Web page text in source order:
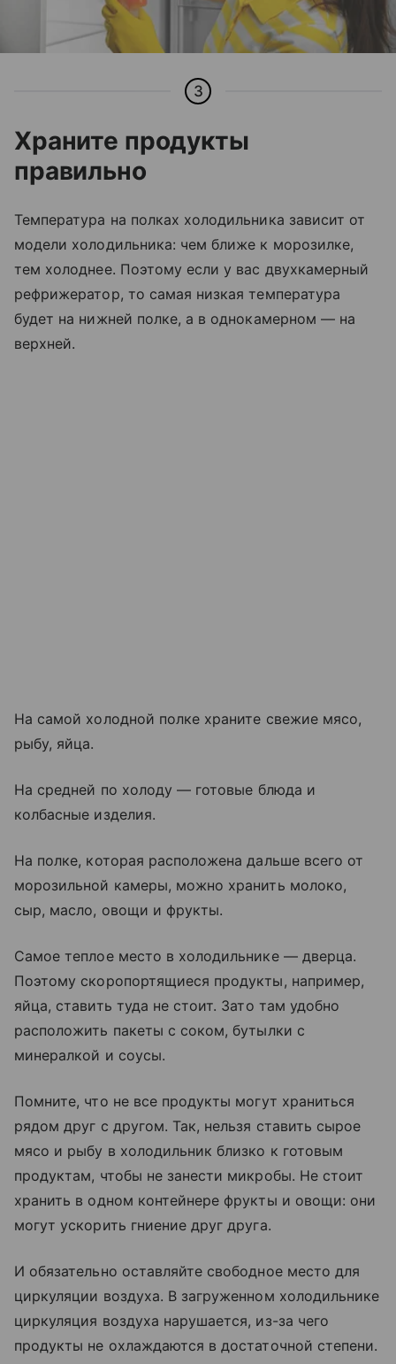
3
Храните продукты
правильно
Температура на полках холодильника зависит от
модели холодильника: чем ближе к морозилке,
тем холоднее. Поэтому если у вас двухкамерный
рефрижератор, то самая низкая температура
будет на нижней полке, а в однокамерном — на
верхней.
На самой холодной полке храните свежие мясо,
рыбу, яйца.
На средней по холоду— готовые блюда и
колбасные изделия.
На полке, которая расположена дальше всего от
морозильной камеры, можно хранить молоко,
сыр, масло, овощи и фрукты.
Самое теплое место в холодильнике —дверца.
Поэтому скоропортящиеся продукты, например,
яйца, ставить туда не стоит. Зато там удобно
расположить пакеты с соком, бутылки с
минералкой и соусы.
Помните, что не все продукты могут храниться
рядом друг с другом. Так, нельзя ставить сырое
мясо и рыбу в холодильник близко к готовым
продуктам, чтобы не занести микробы. Не стоит
хранить в одном контейнере фрукты и овощи: они
могут ускорить гниение друг друга.
И обязательно оставляйте свободное место для
циркуляции воздуха. В загруженном холодильнике
циркуляция воздуха нарушается, из-за чего
продукты не охлаждаются в достаточной степени.